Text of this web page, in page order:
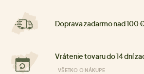
Doprava zadarmo nad 100 €
Vrátenie tovaru do 14 dní
VŠETKO O NÁKUPE